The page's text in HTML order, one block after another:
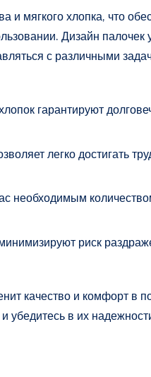
и мягкого хлопка, что
Дизайн палочек
с различными
гарантируют
легко достигать
необходимым
риск
качество и комфорт в
убедитесь в их